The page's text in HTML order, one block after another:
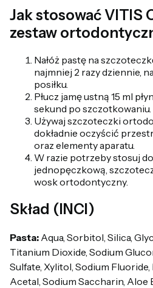
Jak stosować VITIS
zestaw
Nałóż pastę na
najmniej 2 razy dziennie,
posiłku.
Płucz jamę ustną 15 ml
sekund po szczotkowaniu.
Używaj szczoteczki
dokładnie oczyścić
oraz elementy aparatu.
W razie potrzeby stosuj
jednopęczkową,
wosk ortodontyczny.
Skład (INCI)
Pasta: Aqua, Sorbitol, Silica,
Titanium Dioxide, Sodium
Sulfate, Xylitol, Sodium
Acetal, Sodium Saccharin, Aloe